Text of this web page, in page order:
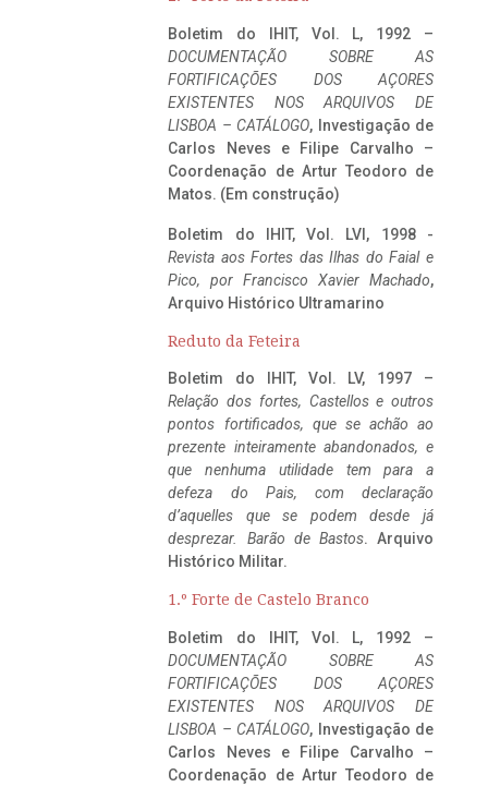
Boletim do IHIT, Vol. L, 1992 –
DOCUMENTAÇÃO SOBRE AS
FORTIFICAÇÕES DOS AÇORES
EXISTENTES NOS ARQUIVOS DE
LISBOA – CATÁLOGO, Investigação de
Carlos Neves e Filipe Carvalho –
Coordenação de Artur Teodoro de
Matos. (Em construção)
Boletim do IHIT, Vol. LVI, 1998 -
Revista aos Fortes das Ilhas do Faial e
Pico, por Francisco Xavier Machado,
Arquivo Histórico Ultramarino
Reduto da Feteira
Boletim do IHIT, Vol. LV, 1997 –
Relação dos fortes, Castellos e outros
pontos fortificados, que se achão ao
prezente inteiramente abandonados, e
que nenhuma utilidade tem para a
defeza do Pais, com declaração
d’aquelles que se podem desde já
desprezar. Barão de Bastos. Arquivo
Histórico Militar.
1.º Forte de Castelo Branco
Boletim do IHIT, Vol. L, 1992 –
DOCUMENTAÇÃO SOBRE AS
FORTIFICAÇÕES DOS AÇORES
EXISTENTES NOS ARQUIVOS DE
LISBOA – CATÁLOGO, Investigação de
Carlos Neves e Filipe Carvalho –
Coordenação de Artur Teodoro de